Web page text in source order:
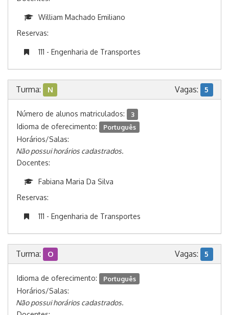
William Machado Emiliano
Reservas:
111 - Engenharia de Transportes
Turma: N Vagas: 5
Número de alunos matriculados: 3
Idioma de oferecimento: Português
Horários/Salas:
Não possui horários cadastrados.
Docentes:
Fabiana Maria Da Silva
Reservas:
111 - Engenharia de Transportes
Turma: O Vagas: 5
Idioma de oferecimento: Português
Horários/Salas:
Não possui horários cadastrados.